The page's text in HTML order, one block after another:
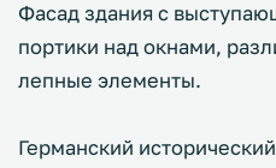
Фасад здания с
портики над окнами,
лепные элементы.
Германский